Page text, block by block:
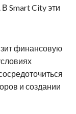
Smart City эти
финансовую
и создании